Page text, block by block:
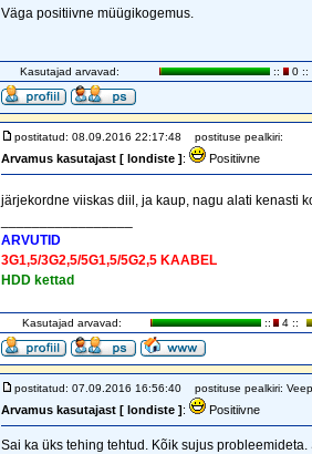
Väga positiivne müügikogemus.
Kasutajad arvavad: :: 0 ::
postitatud: 08.09.2016 22:17:48 postituse pealkiri:
Arvamus kasutajast [ londiste ]: Positiivne
järjekordne viiskas diil, ja kaup, nagu alati kenasti
ARVUTID
3G1,5/3G2,5/5G1,5/5G2,5 KAABEL
HDD kettad
Kasutajad arvavad: :: 4 ::
postitatud: 07.09.2016 16:56:40 postituse pealkiri:
Arvamus kasutajast [ londiste ]: Positiivne
Sai ka üks tehing tehtud. Kõik sujus